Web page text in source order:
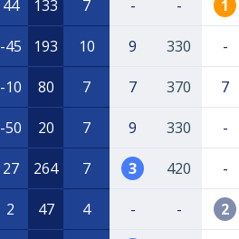
44 133 7 - - 1
-45 193 10 9 330 -
-10 80 7 7 370 7
-50 20 7 9 330 -
27 264 7 3 420 -
2 47 4 - - 2